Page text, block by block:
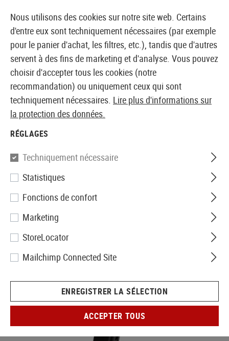
BOUTIQUE ET GROSSISTE EUROPÉEN AIRSOFT
Accueil Accessoires d'Airsoft Chargeurs GBB
WE
Magazin WE17 / WE18C GBB
Extended Capacity 50rds
Nous utilisons des cookies sur notre site web. Certains
d'entre eux sont techniquement nécessaires (par exemple
pour le panier d'achat, les filtres, etc.), tandis que d'autres
servent à des fins de marketing et d'analyse. Vous pouvez
choisir d'accepter tous les cookies (notre
recommandation) ou uniquement ceux qui sont
techniquement nécessaires. Lire plus d'informations sur
la protection des données.
RÉGLAGES
Techniquement nécessaire
Statistiques
Fonctions de confort
Marketing
StoreLocator
Mailchimp Connected Site
ENREGISTRER LA SÉLECTION
ACCEPTER TOUS